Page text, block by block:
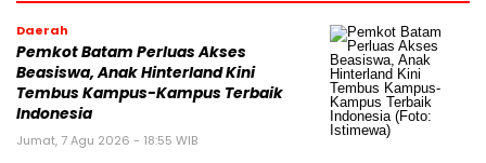
Daerah
Pemkot Batam Perluas Akses
Beasiswa, Anak Hinterland Kini
Tembus Kampus-Kampus Terbaik
Indonesia
Jumat, 7 Agu 2026 - 18:55 WIB